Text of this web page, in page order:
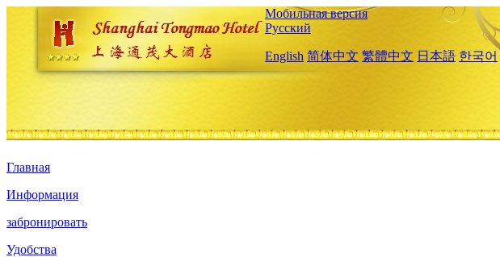
Мобильная версия
Русский
English 简体中文 繁體中文 日本語 한국어
Главная
Информация
забронировать
Удобства